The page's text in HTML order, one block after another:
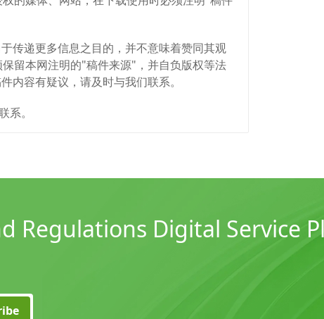
传递更多信息之目的，并不意味着赞同其观
留本网注明的"稿件来源"，并自负版权等法
内容有疑议，请及时与我们联系。
。
Regulations Digital Service